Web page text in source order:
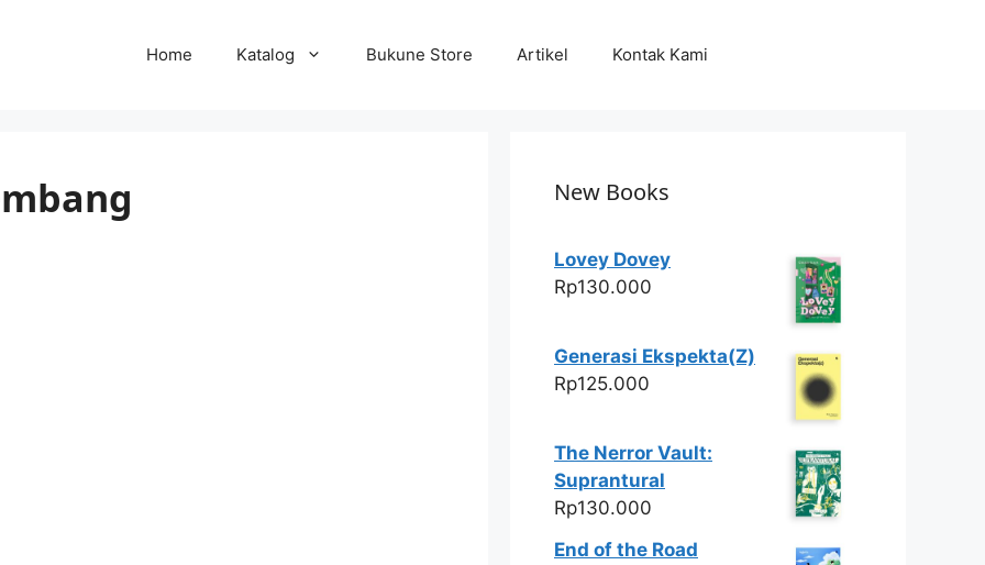
Home Katalog Bukune Store Artikel Kontak Kami
New Books
Lovey Dovey
Rp130.000
Generasi Ekspekta(Z)
Rp125.000
The Nerror Vault:
Suprantural
Rp130.000
End of the Road